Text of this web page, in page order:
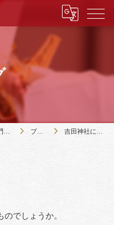
ブログ 吉田神社について
でしょうか。